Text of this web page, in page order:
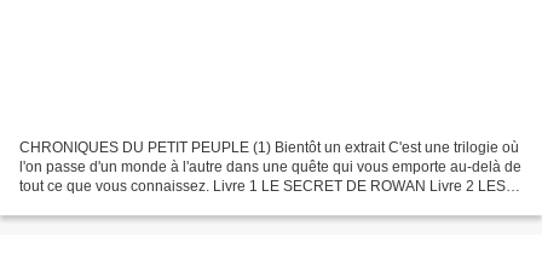
CHRONIQUES DU PETIT PEUPLE (1) Bientôt un extrait C'est une trilogie où
l'on passe d'un monde à l'autre dans une quête qui vous emporte au-delà de
tout ce que vous connaissez. Livre 1 LE SECRET DE ROWAN Livre 2 LES